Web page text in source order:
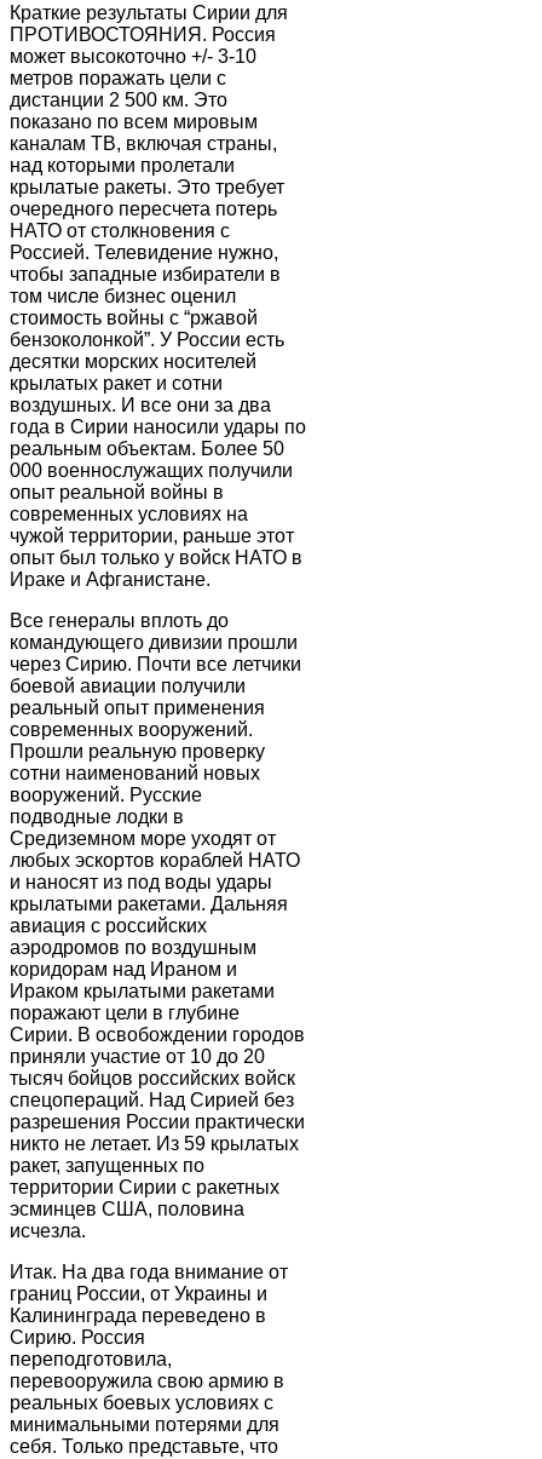
Краткие результаты Сирии для
ПРОТИВОСТОЯНИЯ. Россия
может высокоточно +/- 3-10
метров поражать цели с
дистанции 2 500 км. Это
показано по всем мировым
каналам ТВ, включая страны,
над которыми пролетали
крылатые ракеты. Это требует
очередного пересчета потерь
НАТО от столкновения с
Россией. Телевидение нужно,
чтобы западные избиратели в
том числе бизнес оценил
стоимость войны с “ржавой
бензоколонкой”. У России есть
десятки морских носителей
крылатых ракет и сотни
воздушных. И все они за два
года в Сирии наносили удары по
реальным объектам. Более 50
000 военнослужащих получили
опыт реальной войны в
современных условиях на
чужой территории, раньше этот
опыт был только у войск НАТО в
Ираке и Афганистане.
Все генералы вплоть до
командующего дивизии прошли
через Сирию. Почти все летчики
боевой авиации получили
реальный опыт применения
современных вооружений.
Прошли реальную проверку
сотни наименований новых
вооружений. Русские
подводные лодки в
Средиземном море уходят от
любых эскортов кораблей НАТО
и наносят из под воды удары
крылатыми ракетами. Дальняя
авиация с российских
аэродромов по воздушным
коридорам над Ираном и
Ираком крылатыми ракетами
поражают цели в глубине
Сирии. В освобождении городов
приняли участие от 10 до 20
тысяч бойцов российских войск
спецопераций. Над Сирией без
разрешения России практически
никто не летает. Из 59 крылатых
ракет, запущенных по
территории Сирии с ракетных
эсминцев США, половина
исчезла.
Итак. На два года внимание от
границ России, от Украины и
Калининграда переведено в
Сирию. Россия
переподготовила,
перевооружила свою армию в
реальных боевых условиях с
минимальными потерями для
себя. Только представьте, что